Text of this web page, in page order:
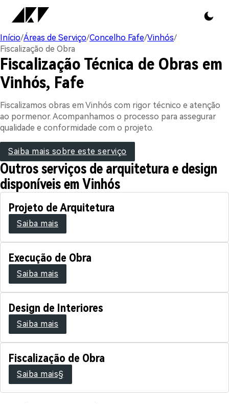
Início/Áreas de Serviço/Concelho Fafe/Vinhós/
Fiscalização de Obra
Fiscalização Técnica de Obras em
Vinhós, Fafe
Fiscalizamos obras em Vinhós com rigor técnico e atenção
ao pormenor. Acompanhamos o processo para assegurar
qualidade e conformidade com o projeto.
Saiba mais sobre este serviço
Outros serviços de arquitetura e design
disponíveis em Vinhós
Projeto de Arquitetura
Saiba mais
Execução de Obra
Saiba mais
Design de Interiores
Saiba mais
Fiscalização de Obra
Saiba mais§